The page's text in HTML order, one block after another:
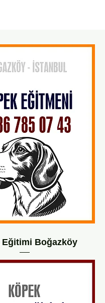
Eğitimi Boğazköy